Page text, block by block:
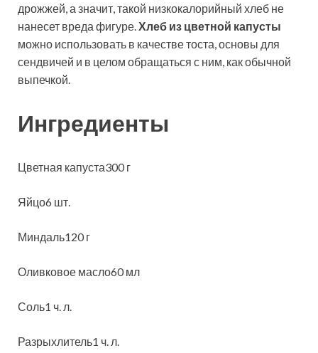
дрожжей, а значит, такой низкокалорийный хлеб не
нанесет вреда фигуре. Хлеб из цветной капусты
можно использовать в качестве тоста, основы для
сендвичей и в целом обращаться с ним, как обычной
выпечкой.
Ингредиенты
Цветная капуста300 г
Яйцо6 шт.
Миндаль120 г
Оливковое масло60 мл
Соль1 ч. л.
Разрыхлитель1 ч. л.